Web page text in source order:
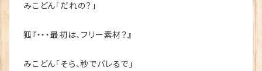
みこどん「だれの？」
狐『・・・最初は、フリー素材？』
みこどん「そら、秒でバレるで」